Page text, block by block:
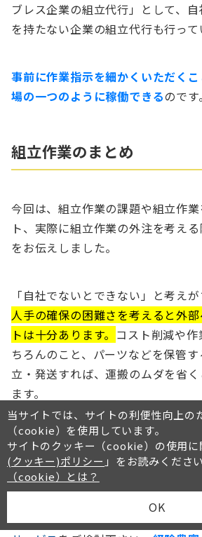
ブレス企業の組立代行」として、
を持たない企業の組立代行も行って
事前に作業指示を細かくいただく
場の一つのように稼働できるのです。
組立作業のまとめ
今回は、組立作業の課題や組立作
ト、実際に組立作業の外注を考え
をお伝えしました。
「自社でないとできない」と考えが
人手の確保の困難さを考えると外
トは十分あります。 コスト削減や
ちろんのこと、パーツなどを保管
立・発送すれば、運搬のムダを省
ます。
「組立作業の人手が確保できない」
「人が育たない」
「組み立て後の輸送コストの高騰が
このようなお悩みを持つ方は、ぜひ
当サイトでは、サイトの利便性向上の
（cookie）を使用しています。
サイトのクッキー（cookie）の使用に
(クッキー)ポリシー 」をお読みください
（cookie）とは？
OK